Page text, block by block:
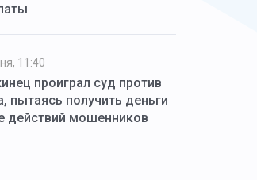
11:40
проиграл суд против
пытаясь получить деньги
действий мошенников